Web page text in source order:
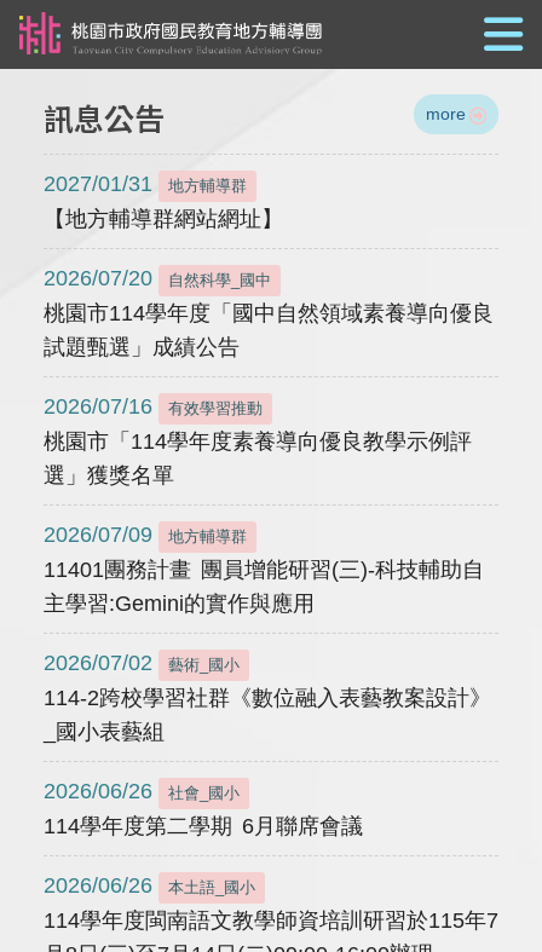
訊息公告 more
2027/01/31 地方輔導群
【地方輔導群網站網址】
2026/07/20 自然科學_國中
桃園市114學年度「國中自然領域素養導向優良
試題甄選」成績公告
2026/07/16 有效學習推動
桃園市「114學年度素養導向優良教學示例評
選」獲獎名單
2026/07/09 地方輔導群
11401團務計畫 團員增能研習(三)-科技輔助自
主學習:Gemini的實作與應用
2026/07/02 藝術_國小
114-2跨校學習社群《數位融入表藝教案設計》
_國小表藝組
2026/06/26 社會_國小
114學年度第二學期 6月聯席會議
2026/06/26 本土語_國小
114學年度閩南語文教學師資培訓研習於115年7